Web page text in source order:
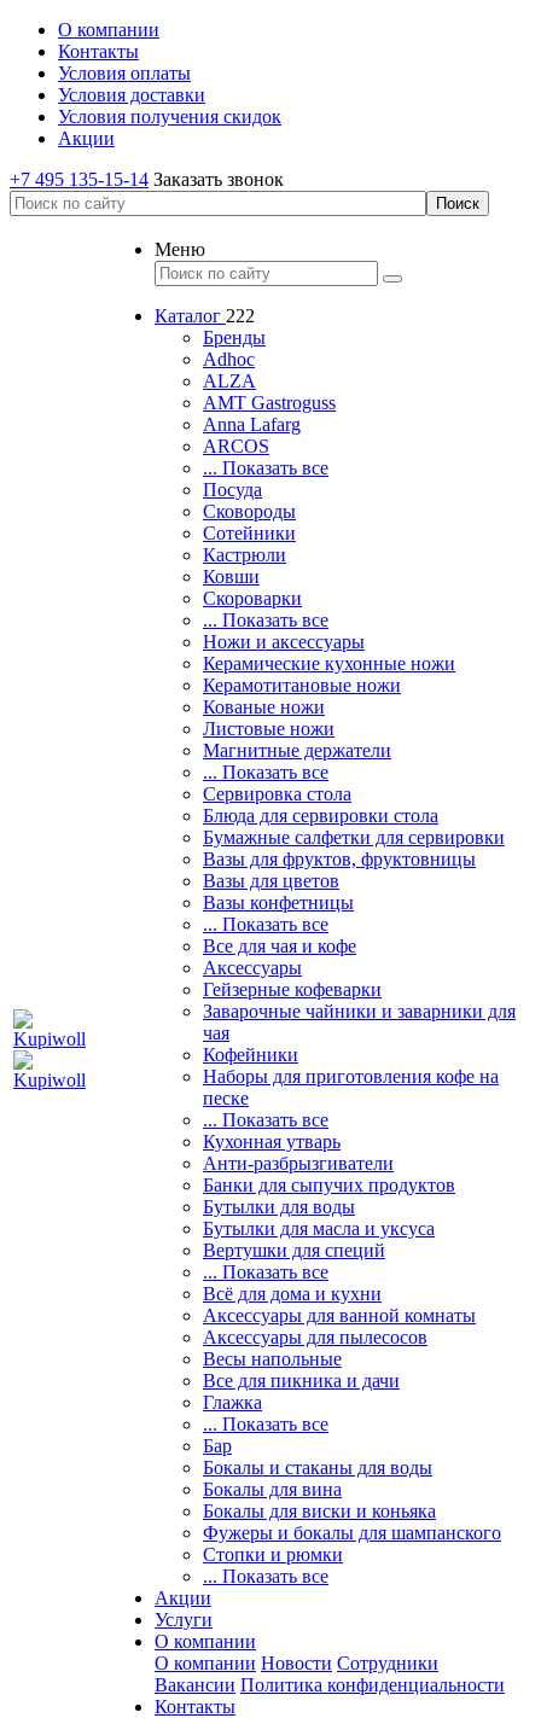
О компании
Контакты
Условия оплаты
Условия доставки
Условия получения скидок
Акции
+7 495 135-15-14 Заказать звонок
Меню
Каталог 222
Бренды
Adhoc
ALZA
AMT Gastroguss
Anna Lafarg
ARCOS
... Показать все
Посуда
Сковороды
Сотейники
Кастрюли
Ковши
Скороварки
... Показать все
Ножи и аксессуары
Керамические кухонные ножи
Керамотитановые ножи
Кованые ножи
Листовые ножи
Магнитные держатели
... Показать все
Сервировка стола
Блюда для сервировки стола
Бумажные салфетки для сервировки
Вазы для фруктов, фруктовницы
Вазы для цветов
Вазы конфетницы
... Показать все
Все для чая и кофе
Аксессуары
Гейзерные кофеварки
Заварочные чайники и заварники для
чая
Кофейники
Наборы для приготовления кофе на
песке
... Показать все
Кухонная утварь
Анти-разбрызгиватели
Банки для сыпучих продуктов
Бутылки для воды
Бутылки для масла и уксуса
Вертушки для специй
... Показать все
Всё для дома и кухни
Аксессуары для ванной комнаты
Аксессуары для пылесосов
Весы напольные
Все для пикника и дачи
Глажка
... Показать все
Бар
Бокалы и стаканы для воды
Бокалы для вина
Бокалы для виски и коньяка
Фужеры и бокалы для шампанского
Стопки и рюмки
... Показать все
Акции
Услуги
О компании
О компании Новости Сотрудники
Вакансии Политика конфиденциальности
Контакты